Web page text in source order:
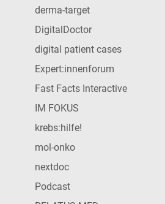
derma-target
DigitalDoctor
digital patient cases
Expert:innenforum
Fast Facts Interactive
IM FOKUS
krebs:hilfe!
mol-onko
nextdoc
Podcast